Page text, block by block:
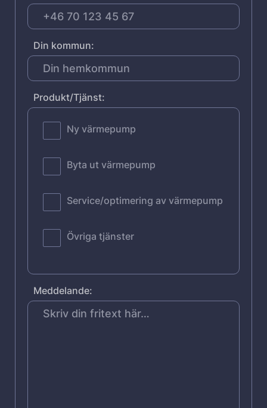
Din kommun:
Produkt/Tjänst:
Ny värmepump
Byta ut värmepump
Service/optimering av värmepump
Övriga tjänster
Meddelande: